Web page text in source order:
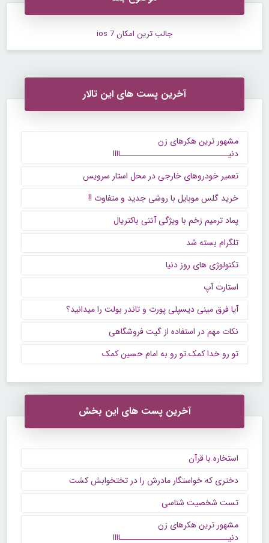
جالب ترین امکان ios 7
آخرین پست های این تالار
مشهور ترین هکرهای زن
دنیــــــــــــــــــــــــــــــاااا
تعمیر خودروهای خارجی در محل استار سرویس
خرید گلس موبایل با روشی جدید و متفاوت !!
پماد ترمیم زخم با ویژگی آنتی باکتریال
تلگرام بسته شد
تکنولوژی های روز دنیا
استارت آپ
آیا فرق مینی دیسپلی پورت و تاندر بولت را میدانید؟
نکات مهم در استفاده از گیت فروشگاهی
تو رو خدا کمک.تو رو به امام حسین کمک
آخرین پست های این بخش
استخاره با قرآن
دختری که خواستگار مادرش را در تختخوابش کشت
تست شخصیت شناسی
مشهور ترین هکرهای زن
دنیــــــــــــــــــــــــــــــاااا